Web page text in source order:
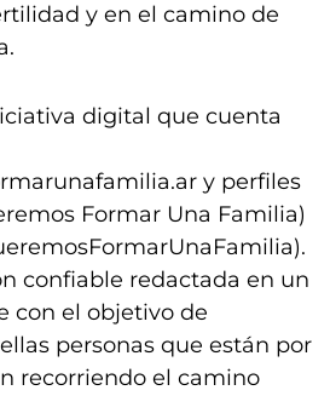
y en el camino de
digital que cuenta
y perfiles
Formar Una Familia)
confiable redactada en un
con el objetivo de
personas que están por
recorriendo el camino